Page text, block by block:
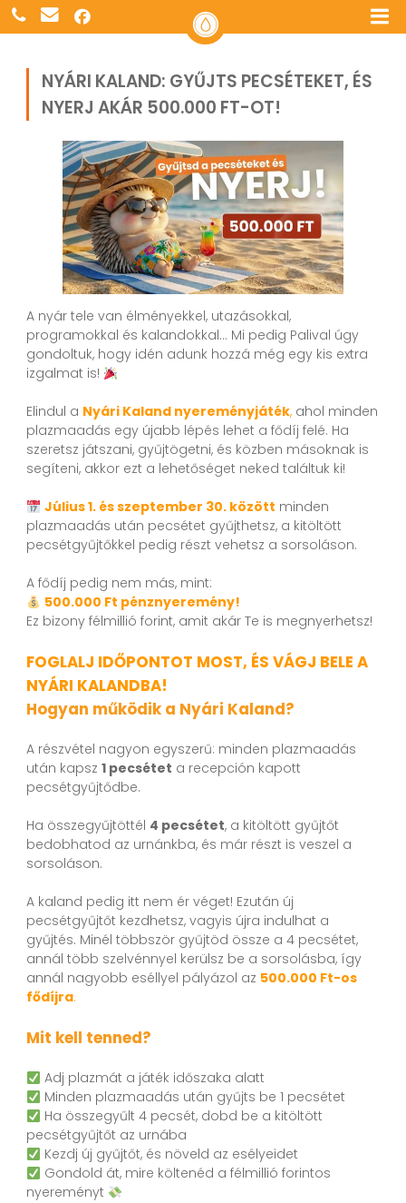
NYÁRI KALAND: GYŰJTS PECSÉTEKET, ÉS
NYERJ AKÁR 500.000 FT-OT!
A nyár tele van élményekkel, utazásokkal,
programokkal és kalandokkal… Mi pedig Palival úgy
gondoltuk, hogy idén adunk hozzá még egy kis extra
izgalmat is!
Elindul a Nyári Kaland nyereményjáték,ahol minden
plazmaadás egy újabb lépés lehet a fődíj felé. Ha
szeretsz játszani, gyűjtögetni, és közben másoknak is
segíteni, akkor ezt a lehetőséget neked találtuk ki!
Július 1. és szeptember 30. között minden
plazmaadás után pecsétet gyűjthetsz, a kitöltött
pecsétgyűjtőkkel pedig részt vehetsz a sorsoláson.
A fődíj pedig nem más, mint:
500.000 Ft pénznyeremény!
Ez bizony félmillió forint, amit akár Te is megnyerhetsz!
FOGLALJ IDŐPONTOT MOST, ÉS VÁGJ BELE A
NYÁRI KALANDBA!
Hogyan működik a Nyári Kaland?
A részvétel nagyon egyszerű: minden plazmaadás
után kapsz 1 pecsétet a recepción kapott
pecsétgyűjtődbe.
Ha összegyűjtöttél 4 pecsétet, a kitöltött gyűjtőt
bedobhatod az urnánkba, és már részt is veszel a
sorsoláson.
A kaland pedig itt nem ér véget! Ezután új
pecsétgyűjtőt kezdhetsz, vagyis újra indulhat a
gyűjtés. Minél többször gyűjtöd össze a 4 pecsétet,
annál több szelvénnyel kerülsz be a sorsolásba, így
annál nagyobb eséllyel pályázol az 500.000 Ft-os
fődíjra.
Mit kell tenned?
Adj plazmát a játék időszaka alatt
Minden plazmaadás után gyűjts be 1 pecsétet
Ha összegyűlt 4 pecsét, dobd be a kitöltött
pecsétgyűjtőt az urnába
Kezdj új gyűjtőt, és növeld az esélyeidet
Gondold át, mire költenéd a félmillió forintos
nyereményt